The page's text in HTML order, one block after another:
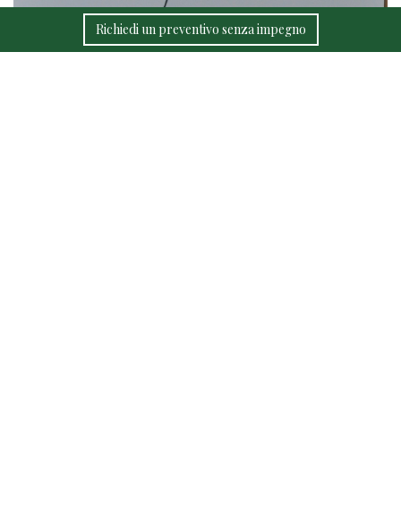
Richiedi un preventivo senza impegno